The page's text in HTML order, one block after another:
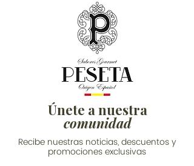
Únete a nuestra
comunidad
Recibe nuestras noticias, descuentos y
promociones exclusivas